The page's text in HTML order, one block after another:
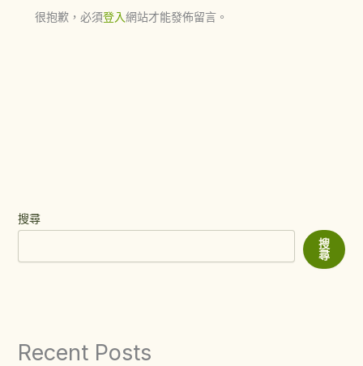
很抱歉，必須登入網站才能發佈留言。
搜尋
搜
尋
Recent Posts